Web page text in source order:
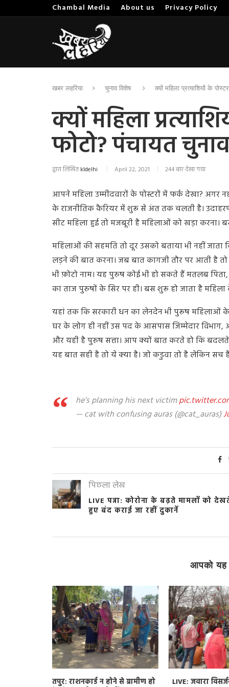
Chambal Media About us Privacy Policy
खबर लहरिया चुनाव विशेष क्यों महिला प्रत्याशियों के
क्यों महिला
फोटो? पंचायत
द्वारा लिखितkldelhi April 22, 2021 244 बार देखा गया
आपने महिला उम्मीदवारों के पोस्टरों में फर्क देखा? अगर
के राजनीतिक कैरियर में शुरू से अंत तक चलती है।
सीट महिला हुई तो मजबूरी है महिलाओं को खड़ा करना।
महिलाओं की सहमति तो दूर उसको बताया भी नहीं
लड़ने की बात करना। जब बात कागजी तौर पर आती है तो
भी फ़ोटो नाम। यह पुरुष कोई भी हो सकते हैं मतलब
का ताज पुरुषों के सिर पर ही। बस शुरू हो जाता है
यहां तक कि सरकारी धन का लेनदेन भी पुरूष महिलाओं
घर के लोग ही नहीं उस पद के आसपास जिम्मेदार
और यही है पुरुष सत्ता। आप क्यों बात करते हो कि
यह बात सही है तो ये क्या है। जो कडुवा तो है लेकिन सच
he’s planning his next victim
— cat with confusing auras (@cat_auras)
पिछला लेख
LIVE पन्ना: कोरोना के बढ़ते मामलों को
हुए बंद कराई जा रहीं दुकानें
आपको यह
कोरोना वायरस के बढ़ते संक्रमण के चलते
चित्रकूट: